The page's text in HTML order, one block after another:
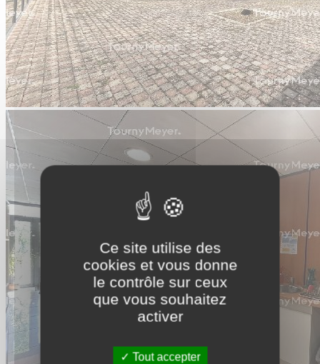
Ce site utilise des
cookies et vous donne
le contrôle sur ceux
que vous souhaitez
activer
Tout accepter